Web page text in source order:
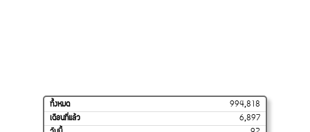
ทั้งหมด
994,818
เดือนที่แล้ว
6,897